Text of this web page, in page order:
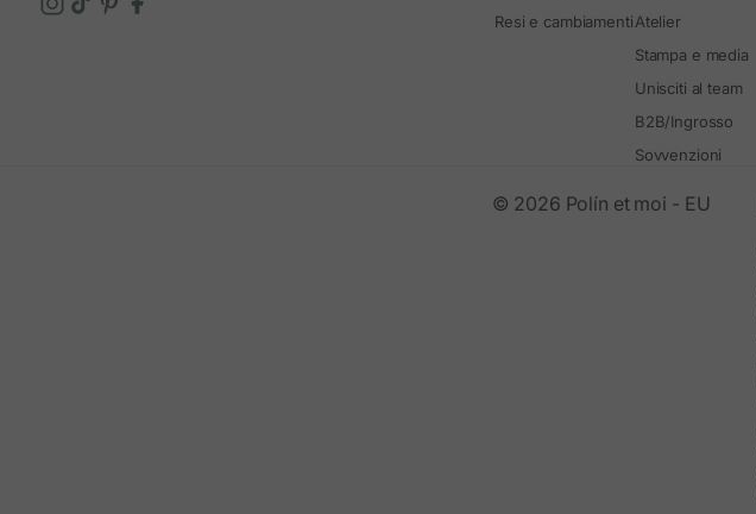
Resi e cambiamentiAtelier
Stampa e media
Unisciti al team
B2B/Ingrosso
Sovvenzioni
© 2026 Polín et moi - EU